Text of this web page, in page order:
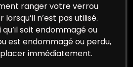
ranger votre verrou
n’est pas utilisé.
soit endommagé ou
est endommagé ou perdu,
immédiatement.